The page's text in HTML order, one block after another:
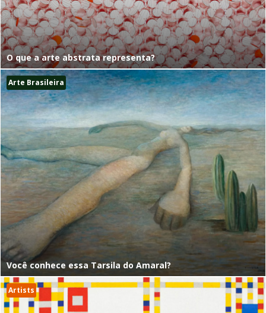
O que a arte abstrata representa?
Arte Brasileira
Você conhece essa Tarsila do Amaral?
Artists